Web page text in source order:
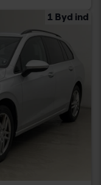
1 Byd ind